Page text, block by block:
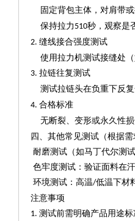
固定背包主体，对肩带
保持拉力 510秒，观察是
2. 缝线接合强度测试
使用拉力机测试接缝处
3. 拉链往复测试
测试拉链头在负重下反
4. 合格标准
无断裂、变形或永久性
四、其他常见测试（根据需
耐磨测试（如马丁代尔测
色牢度测试：验证面料在
环境测试：高温/低温下材
注意事项
1. 测试前需明确产品用途